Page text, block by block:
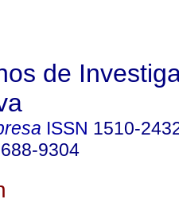
de
ISSN 1510-
9304